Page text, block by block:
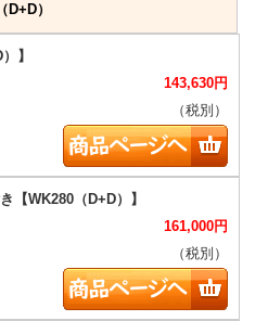
（D+D）
143,630円
（税別）
161,000円
（税別）